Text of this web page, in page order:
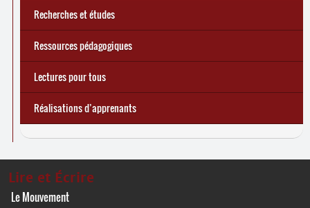
Recherches et études
Ressources pédagogiques
Lectures pour tous
Réalisations d’apprenants
Lire et Écrire
Le Mouvement